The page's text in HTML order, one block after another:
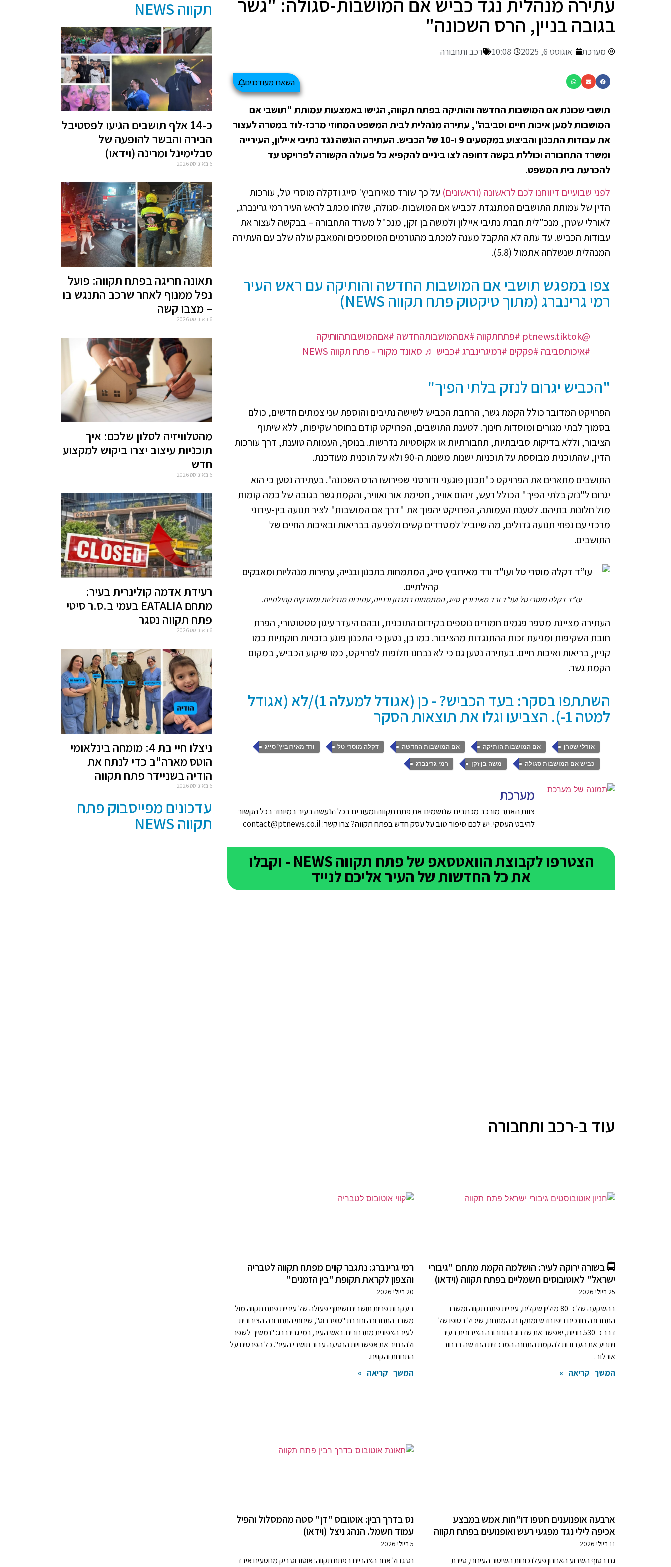
בגובה בניין, הרס השכונה"
מערכת אוגוסט 6, 2025 10:08 רכב ותחבורה
השארו מעודכנים
תושבי שכונת אם המושבות החדשה והותיקה בפתח תקווה, הגישו באמצעות עמותת "תושבי אם
המושבות למען איכות חיים וסביבה", עתירה מנהלית לבית המשפט המחוזי מרכז-לוד במטרה לעצור
את עבודות התכנון והביצוע במקטעים 9 ו-10 של הכביש. העתירה הוגשה נגד נתיבי איילון, העירייה
ומשרד התחבורה וכוללת בקשה דחופה לצו ביניים להקפיא כל פעולה הקשורה לפרויקט עד
להכרעת בית המשפט.
לפני שבועיים דיווחנו לכם לראשונה (וראשונים) על כך שורד מאירוביץ' סייג ודקלה מוסרי טל, עורכות
הדין של עמותת התושבים המתנגדת לכביש אם המושבות-סגולה, שלחו מכתב לראש העיר רמי גרינברג,
לאורלי שטרן, מנכ"לית חברת נתיבי איילון ולמשה בן זקן, מנכ"ל משרד התחבורה – בבקשה לעצור את
עבודות הכביש. עד עתה לא התקבל מענה למכתב מהגורמים המוסמכים והמאבק עולה שלב עם העתירה
המנהלית שנשלחה אתמול (5.8).
צפו במפגש תושבי אם המושבות החדשה והותיקה עם ראש העיר
רמי גרינברג (מתוך טיקטוק פתח תקווה NEWS)
@ptnews.tiktok #פתחתקווה #אםהמושבותהחדשה #אםהמושבותהוותיקה
#איכותסביבה #פקקים #רמיגרינברג#כביש ♬ סאונד מקורי - פתח תקווה NEWS
"הכביש יגרום לנזק בלתי הפיך"
הפרויקט המדובר כולל הקמת גשר, הרחבת הכביש לשישה נתיבים והוספת שני צמתים חדשים, כולם
בסמוך לבתי מגורים ומוסדות חינוך. לטענת התושבים, הפרויקט קודם בחוסר שקיפות, ללא שיתוף
הציבור, וללא בדיקות סביבתיות, תחבורתיות או אקוסטיות נדרשות. בנוסף, העמותה טוענת, דרך עורכות
הדין, שהתוכנית מבוססת על תוכניות ישנות משנות ה-90 ולא על תוכנית מעודכנת.
התושבים מתארים את הפרויקט כ"תכנון פוגעני ודורסני שפירושו הרס השכונה". בעתירה נטען כי הוא
יגרום ל"נזק בלתי הפיך" הכולל רעש, זיהום אוויר, חסימת אור ואוויר, והקמת גשר בגובה של כמה קומות
מול חלונות בתיהם. לטענת העמותה, הפרויקט יהפוך את "דרך אם המושבות" לציר תנועה בין-עירוני
מרכזי עם נפחי תנועה גדולים, מה שיוביל למטרדים קשים ולפגיעה בבריאות ובאיכות החיים של
התושבים.
עו”ד דקלה מוסרי טל ועו"ד ורד מאירוביץ סייג, המתמחות בתכנון ובנייה, עתירות מנהליות ומאבקים קהילתיים.
העתירה מציינת מספר פגמים חמורים נוספים בקידום התוכנית, ובהם היעדר עיגון סטטוטורי, הפרת
חובת השקיפות ומניעת זכות ההתנגדות מהציבור. כמו כן, נטען כי התכנון פוגע בזכויות חוקתיות כמו
קניין, בריאות ואיכות חיים. בעתירה נטען גם כי לא נבחנו חלופות לפרויקט, כמו שיקוע הכביש, במקום
הקמת גשר.
השתתפו בסקר: בעד הכביש? - כן (אגודל למעלה 1)/לא (אגודל
למטה 1-). הצביעו וגלו את תוצאות הסקר
אורלי שטרן , אם המושבות הותיקה , אם המושבות החדשה , דקלה מוסרי טל , ורד מאירוביץ' סייג ,
כביש אם המושבות סגולה , משה בן זקן , רמי גרינברג
מערכת
צוות האתר מורכב מכתבים שנושמים את פתח תקווה ומעורים בכל הנעשה בעיר במיוחד בכל הקשור
להיבט העסקי. יש לכם סיפור טוב על עסק חדש בפתח תקווה? צרו קשר: contact@ptnews.co.il
הצטרפו לקבוצת הוואטסאפ של פתח תקווה NEWS - וקבלו
את כל החדשות של העיר אליכם לנייד
עוד ב-רכב ותחבורה
🚍 בשורה ירוקה לעיר: הושלמה הקמת מתחם "גיבורי
ישראל" לאוטובוסים חשמליים בפתח תקווה (וידאו)
25 ביולי 2026
בהשקעה של כ-80 מיליון שקלים, עיריית פתח תקווה ומשרד
התחבורה חונכים דיפו חדש ומתקדם. המתחם, שיכיל בסופו של
דבר כ-530 חניות, יאפשר את שדרוג התחבורה הציבורית בעיר
ויתניע את העבודות להקמת התחנה המרכזית החדשה ברחוב
אורלוב.
המשך קריאה »
רמי גרינברג: נתגבר קווים מפתח תקווה לטבריה
והצפון לקראת תקופת "בין הזמנים"
20 ביולי 2026
בעקבות פניות תושבים ושיתוף פעולה של עיריית פתח תקווה מול
משרד התחבורה וחברת "סופרבוס", שירותי התחבורה הציבורית
לעיר הצפונית מתרחבים. ראש העיר, רמי גרינברג: "נמשיך לשפר
ולהרחיב את אפשרויות הנסיעה עבור תושבי העיר". כל הפרטים על
התחנות והקווים.
המשך קריאה »
ארבעה אופנוענים חטפו דו"חות אמש במבצע
אכיפה לילי נגד מפגעי רעש ואופנועים בפתח תקווה
11 ביולי 2026
גם בסוף השבוע האחרון פעלו כוחות השיטור העירוני, סיירת
נס בדרך רבין: אוטובוס "דן" סטה מהמסלול והפיל
עמוד חשמל. הנהג ניצל (וידאו)
5 ביולי 2026
נס גדול אחר הצהריים בפתח תקווה: אוטובוס ריק מנוסעים איבד
תקווה NEWS
כ-14 אלף תושבים הגיעו לפסטיבל
הבירה והבשר להופעה של
סבלימינל ומרינה (וידאו)
6 באוגוסט 2026
תאונה חריגה בפתח תקווה: פועל
נפל ממנוף לאחר שרכב התנגש בו
– מצבו קשה
6 באוגוסט 2026
מהטלוויזיה לסלון שלכם: איך
תוכניות עיצוב יצרו ביקוש למקצוע
חדש
6 באוגוסט 2026
רעידת אדמה קולינרית בעיר:
מתחם EATALIA בעמי ב.ס.ר סיטי
פתח תקווה נסגר
6 באוגוסט 2026
ניצלו חיי בת 4: מומחה בינלאומי
הוטס מארה"ב כדי לנתח את
הודיה בשניידר פתח תקווה
6 באוגוסט 2026
עדכונים מפייסבוק פתח
תקווה NEWS